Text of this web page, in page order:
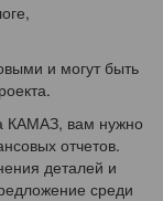
и могут быть
КАМАЗ, вам нужно
отчетов.
деталей и
среди